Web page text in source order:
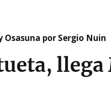
por Sergio Nuin